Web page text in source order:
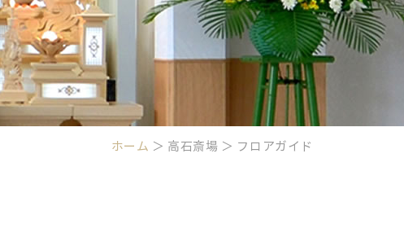
ホーム ＞ 高石斎場 ＞ フロアガイド